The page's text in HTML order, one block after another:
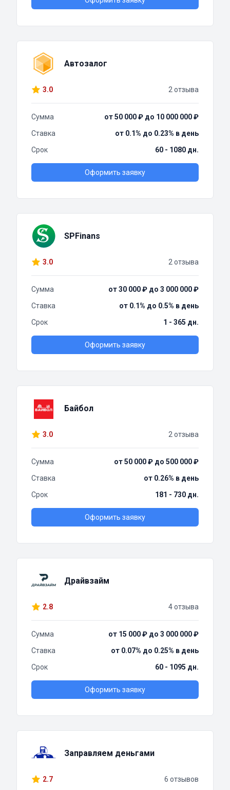
Автозалог
3.0 2 отзыва
Сумма
от 50 000 ₽ до 10 000 000 ₽
Ставка
от 0.1% до 0.23% в день
Срок
60 - 1080 дн.
Оформить заявку
SPFinans
3.0 2 отзыва
Сумма
от 30 000 ₽ до 3 000 000 ₽
Ставка
от 0.1% до 0.5% в день
Срок
1 - 365 дн.
Оформить заявку
Байбол
3.0 2 отзыва
Сумма
от 50 000 ₽ до 500 000 ₽
Ставка
от 0.26% в день
Срок
181 - 730 дн.
Оформить заявку
Драйвзайм
2.8 4 отзыва
Сумма
от 15 000 ₽ до 3 000 000 ₽
Ставка
от 0.07% до 0.25% в день
Срок
60 - 1095 дн.
Оформить заявку
Заправляем деньгами
2.7 6 отзывов